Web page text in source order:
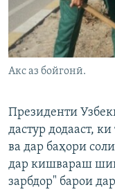
ГУЗОРИШҲОИ
Русский
Ҳамаи сомонаҳои
Акс аз бойгонӣ.
Президенти
дастур додааст,
ва дар баҳори
дар кишвараш
зарбдор" барои